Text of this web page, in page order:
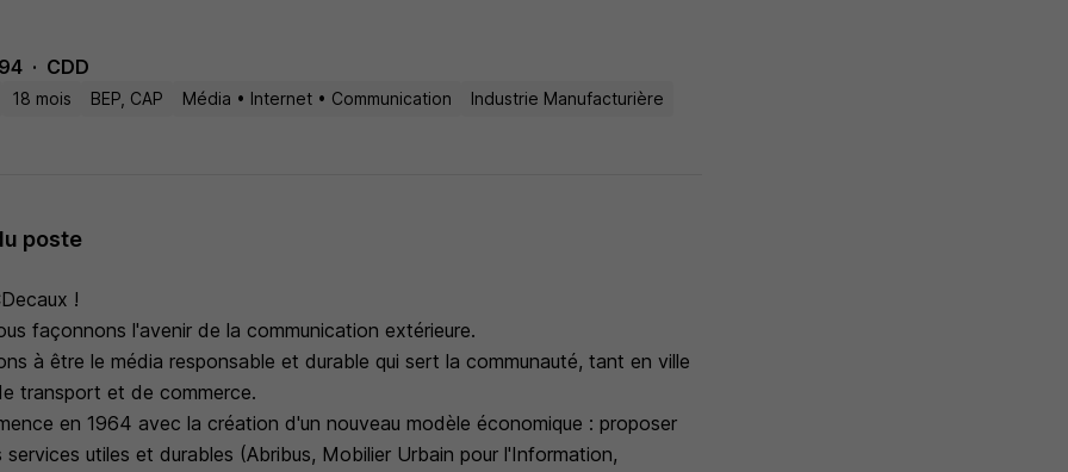
CDD
18 mois BEP, CAP Média • Internet • Communication Industrie Manufacturière
poste
!
façonnons l'avenir de la communication extérieure.
à être le média responsable et durable qui sert la communauté, tant en ville
transport et de commerce.
en 1964 avec la création d'un nouveau modèle économique : proposer
utiles et durables (Abribus, Mobilier Urbain pour l'Information,